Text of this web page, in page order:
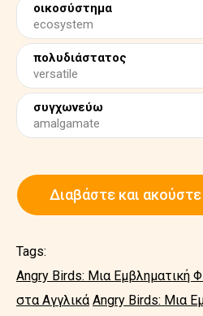
οικοσύστημα
ecosystem
πολυδιάστατος
versatile
συγχωνεύω
amalgamate
Διαβάστε και
Tags:
Angry Birds: Μια Εμβληματική
στα Αγγλικά Angry Birds: Μια